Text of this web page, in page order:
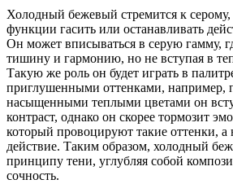
Холодный бежевый стремится к серому,
функции гасить или останавливать
Он может вписываться в серую гамму,
тишину и гармонию, но не вступая в
Такую же роль он будет играть в
приглушенными оттенками, например,
насыщенными теплыми цветами он
контраст, однако он скорее тормозит
который провоцируют такие оттенки, а
действие. Таким образом, холодный
принципу тени, углубляя собой
сочность.